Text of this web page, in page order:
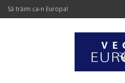
Să trăim ca-n Europa!